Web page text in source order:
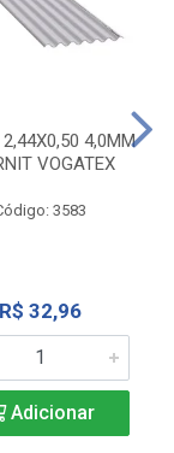
4,0MM
VOGATEX
3583
R$ 32,96
Adicionar